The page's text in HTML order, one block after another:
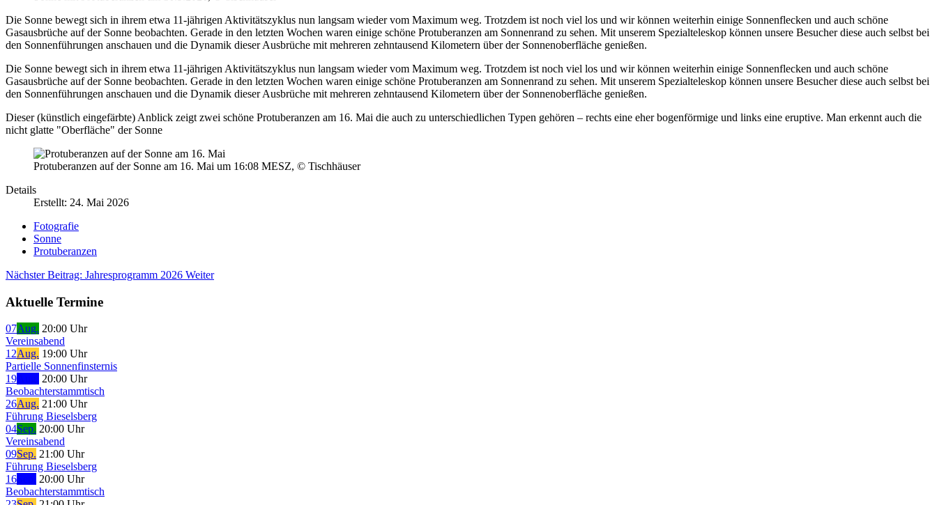
Die Sonne bewegt sich in ihrem etwa 11-jährigen Aktivitätszyklus nun langsam wieder vom Maximum weg. Trotzdem ist noch viel los und wir können weiterhin einige Sonnenflecken und auch schöne
Gasausbrüche auf der Sonne beobachten. Gerade in den letzten Wochen waren einige schöne Protuberanzen am Sonnenrand zu sehen. Mit unserem Spezialteleskop können unsere Besucher diese auch selbst bei
den Sonnenführungen anschauen und die Dynamik dieser Ausbrüche mit mehreren zehntausend Kilometern über der Sonnenoberfläche genießen.
Die Sonne bewegt sich in ihrem etwa 11-jährigen Aktivitätszyklus nun langsam wieder vom Maximum weg. Trotzdem ist noch viel los und wir können weiterhin einige Sonnenflecken und auch schöne
Gasausbrüche auf der Sonne beobachten. Gerade in den letzten Wochen waren einige schöne Protuberanzen am Sonnenrand zu sehen. Mit unserem Spezialteleskop können unsere Besucher diese auch selbst bei
den Sonnenführungen anschauen und die Dynamik dieser Ausbrüche mit mehreren zehntausend Kilometern über der Sonnenoberfläche genießen.
Dieser (künstlich eingefärbte) Anblick zeigt zwei schöne Protuberanzen am 16. Mai die auch zu unterschiedlichen Typen gehören – rechts eine eher bogenförmige und links eine eruptive. Man erkennt auch die
nicht glatte "Oberfläche" der Sonne
Protuberanzen auf der Sonne am 16. Mai um 16:08 MESZ, © Tischhäuser
Details
Erstellt: 24. Mai 2026
Fotografie
Sonne
Protuberanzen
Nächster Beitrag: Jahresprogramm 2026 Weiter
Aktuelle Termine
07Aug. 20:00 Uhr
Vereinsabend
12Aug. 19:00 Uhr
Partielle Sonnenfinsternis
19
20:00 Uhr
Beobachterstammtisch
26Aug. 21:00 Uhr
Führung Bieselsberg
04Sep. 20:00 Uhr
Vereinsabend
09Sep. 21:00 Uhr
Führung Bieselsberg
16
20:00 Uhr
Beobachterstammtisch